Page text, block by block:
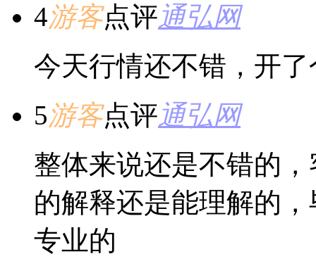
4游客点评通弘网
今天行情还不错，开
5游客点评通弘网
整体来说还是不错的
的解释还是能理解的
专业的